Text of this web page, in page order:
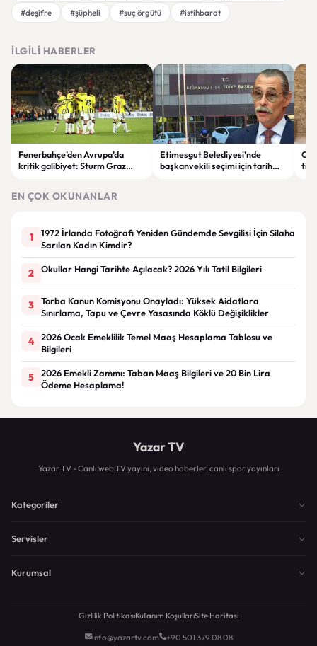
#deşifre
#şüpheli #suç örgütü #istihbarat
İLGILI HABERLER
Fenerbahçe’den Avrupa’da
kritik galibiyet: Sturm Graz
Etimesgut Belediyesi’nde
başkanvekili seçimi için tarih
EN ÇOK OKUNANLAR
1
1972 İrlanda Fotoğrafı Yeniden Gündemde Sevgilisi İçin Silaha
Sarılan Kadın Kimdir?
2 Okullar Hangi Tarihte Açılacak? 2026 Yılı Tatil Bilgileri
3
Torba Kanun Komisyonu Onayladı: Yüksek Aidatlara
Sınırlama, Tapu ve Çevre Yasasında Köklü Değişiklikler
4
2026 Ocak Emeklilik Temel Maaş Hesaplama Tablosu ve
Bilgileri
5
2026 Emekli Zammı: Taban Maaş Bilgileri ve 20 Bin Lira
Ödeme Hesaplama!
Yazar TV
Yazar TV - Canlı web TV yayını, video haberler, canlı spor yayınları
Kategoriler
Servisler
Kurumsal
Gizlilik PolitikasıKullanım KoşullarıSite Haritası
info@yazartv.com +90 501 379 08 08